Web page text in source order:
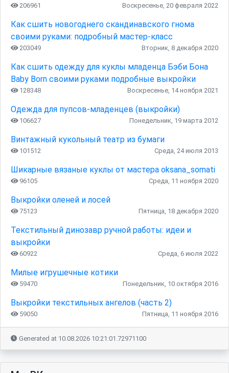
206961 Воскресенье, 20 февраля 2022
Как сшить новогоднего скандинавского гнома
своими руками: подробный мастер-класс
203049 Вторник, 8 декабря 2020
Как сшить одежду для куклы младенца Бэби Бона
Baby Born своими руками подробные выкройки
128348 Воскресенье, 14 ноября 2021
Одежда для пупсов-младенцев (выкройки)
106627 Понедельник, 19 марта 2012
Винтажный кукольный театр из бумаги
101512 Среда, 24 июля 2013
Шикарные вязаные куклы от мастера oksana_somati
96105 Среда, 11 ноября 2020
Выкройки оленей и лосей
75123 Пятница, 18 декабря 2020
Текстильный динозавр ручной работы: идеи и
выкройки
60922 Среда, 6 июля 2022
Милые игрушечные котики
59470 Понедельник, 10 октября 2016
Выкройки текстильных ангелов (часть 2)
59050 Пятница, 11 ноября 2016
Generated at 10.08.2026 10:21:01.72971100